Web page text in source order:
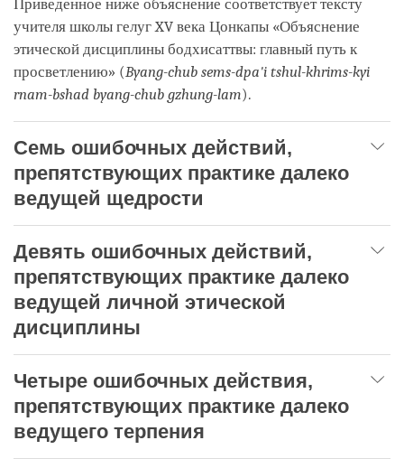
Приведенное ниже объяснение соответствует тексту
учителя школы гелуг XV века Цонкапы «Объяснение
этической дисциплины бодхисаттвы: главный путь к
просветлению» (Byang-chub sems-dpa'i tshul-khrims-kyi
rnam-bshad byang-chub gzhung-lam).
Семь ошибочных действий,
препятствующих практике далеко
ведущей щедрости
Девять ошибочных действий,
препятствующих практике далеко
ведущей личной этической
дисциплины
Четыре ошибочных действия,
препятствующих практике далеко
ведущего терпения